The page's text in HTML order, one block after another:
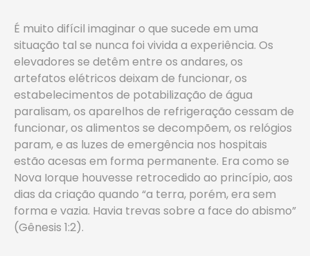
É muito difícil imaginar o que sucede em uma
situação tal se nunca foi vivida a experiência. Os
elevadores se detêm entre os andares, os
artefatos elétricos deixam de funcionar, os
estabelecimentos de potabilização de água
paralisam, os aparelhos de refrigeração cessam de
funcionar, os alimentos se decompõem, os relógios
param, e as luzes de emergência nos hospitais
estão acesas em forma permanente. Era como se
Nova Iorque houvesse retrocedido ao princípio, aos
dias da criação quando “a terra, porém, era sem
forma e vazia. Havia trevas sobre a face do abismo”
(Gênesis 1:2).